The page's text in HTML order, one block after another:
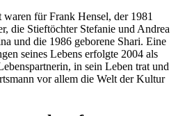
für Frank Hensel, der 1981
die Stieftöchter Stefanie und Andrea
und die 1986 geborene Shari. Eine
seines Lebens erfolgte 2004 als
in sein Leben trat und
vor allem die Welt der Kultur